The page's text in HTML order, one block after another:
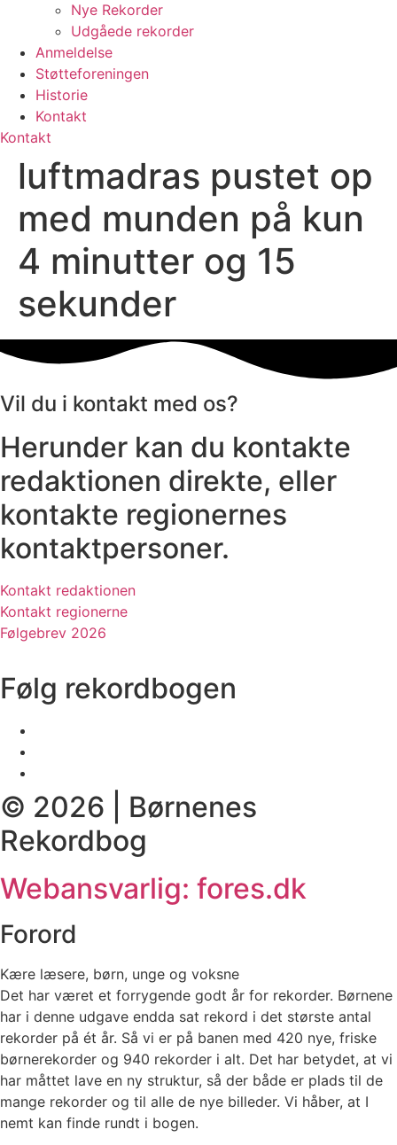
Nye Rekorder
Udgåede rekorder
Anmeldelse
Støtteforeningen
Historie
Kontakt
Kontakt
luftmadras pustet op
med munden på kun
4 minutter og 15
sekunder
Vil du i kontakt med os?
Herunder kan du kontakte
redaktionen direkte, eller
kontakte regionernes
kontaktpersoner.
Kontakt redaktionen
Kontakt regionerne
Følgebrev 2026
Følg rekordbogen
© 2026 | Børnenes
Rekordbog
Webansvarlig: fores.dk
Forord
Kære læsere, børn, unge og voksne
Det har været et forrygende godt år for rekorder. Børnene
har i denne udgave endda sat rekord i det største antal
rekorder på ét år. Så vi er på banen med 420 nye, friske
børnerekorder og 940 rekorder i alt. Det har betydet, at vi
har måttet lave en ny struktur, så der både er plads til de
mange rekorder og til alle de nye billeder. Vi håber, at I
nemt kan finde rundt i bogen.